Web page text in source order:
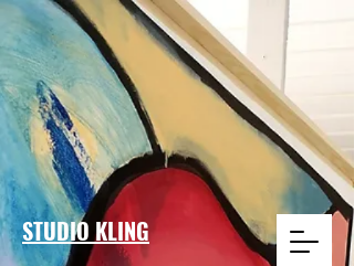
STUDIO KLING